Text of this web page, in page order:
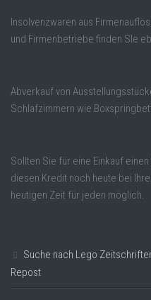
Insolvenzwaren aus
und Firmenbetriebe finden SIe
Abverkauf von
Schlafzimmern wie
Sollten Sie für eine Einkauf
diesen Kredit noch heute bei
heutigen Zeit für jeden möglich.
Suche nach Lego
Repost